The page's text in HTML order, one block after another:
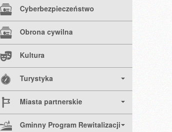
Cyberbezpieczeństwo
Obrona cywilna
Kultura
Turystyka
Miasta partnerskie
Gminny Program Rewitalizacji